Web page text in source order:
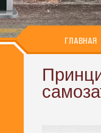
ГЛАВНАЯ